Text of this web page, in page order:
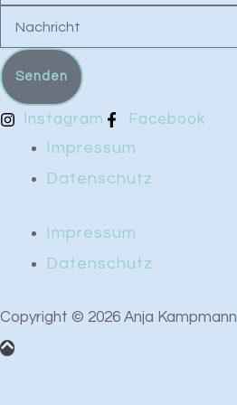
Senden
Instagram Facebook
Impressum
Datenschutz
Impressum
Datenschutz
Copyright © 2026 Anja Kampmann